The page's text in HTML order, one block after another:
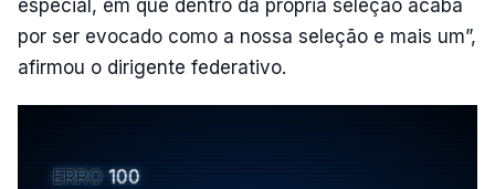
especial, em que dentro da própria seleção acaba
por ser evocado como a nossa seleção e mais um”,
afirmou o dirigente federativo.
ERRO 100